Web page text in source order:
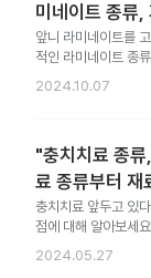
미네이트 종류,
앞니 라미네이트를
적인 라미네이트 종
게요.
2024.10.07
"충치치료 종
료 종류부터 재
충치치료 앞두고 있
점에 대해 알아보세
2024.05.27